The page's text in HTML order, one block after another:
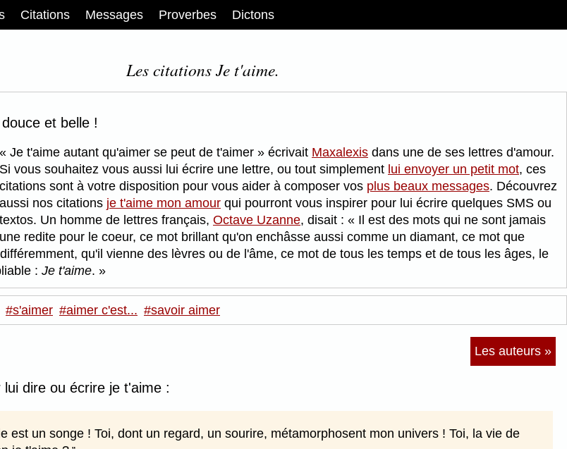
Citations Messages Proverbes Dictons
Les citations Je t'aime.
et belle !
Je t'aime autant qu'aimer se peut de t'aimer écrivait Maxalexis dans une de ses lettres d'amour.
Si vous souhaitez vous aussi lui écrire une lettre, ou tout simplement lui envoyer un petit mot, ces
citations sont à votre disposition pour vous aider à composer vos plus beaux messages. Découvrez
aussi nos citations je t'aime mon amour qui pourront vous inspirer pour lui écrire quelques SMS ou
textos. Un homme de lettres français, Octave Uzanne, disait :
Il est des mots qui ne sont jamais
une redite pour le coeur, ce mot brillant qu'on enchâsse aussi comme un diamant, ce mot que
qu'il vienne des lèvres ou de l'âme, ce mot de tous les temps et de tous les âges, le
: Je t'aime.
#s'aimer #aimer c'est... #savoir aimer
Les auteurs »
dire ou écrire je t'aime :
est un songe ! Toi, dont un regard, un sourire, métamorphosent mon univers ! Toi, la vie de